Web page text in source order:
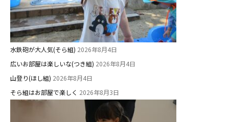
水鉄砲が大人気(そら組) 2026年8月4日
広いお部屋は楽しいな(つき組) 2026年8月4日
山登り(ほし組) 2026年8月4日
そら組はお部屋で楽しく 2026年8月3日